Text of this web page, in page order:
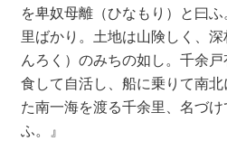
を卑奴母離（ひなもり）と曰
里ばかり。土地は山険しく、
んろく）のみちの如し。千余
食して自活し、船に乗りて南
た南一海を渡る千余里、名づ
ふ。』